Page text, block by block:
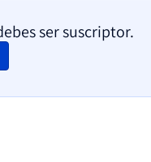
ser suscriptor.
WINDOW